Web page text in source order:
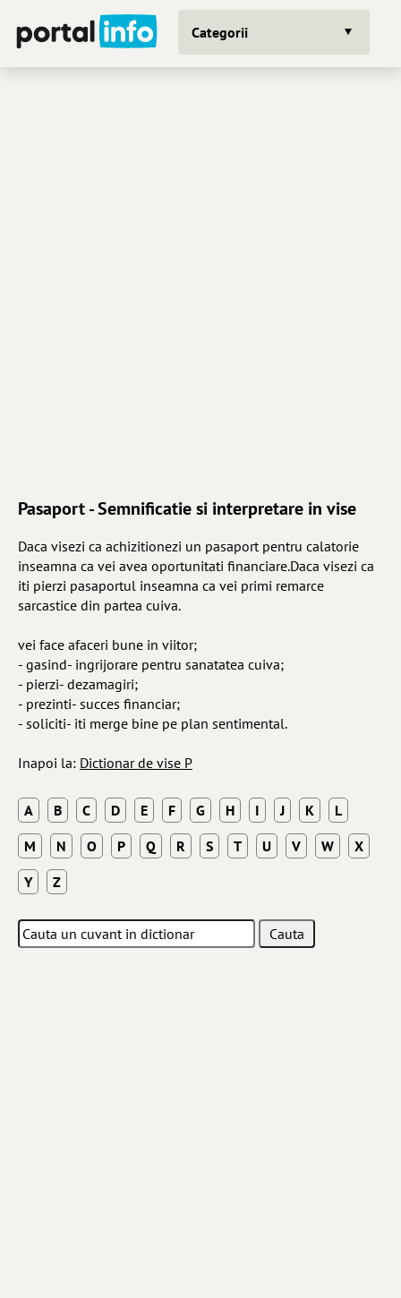
Categorii
Pasaport - Semnificatie si interpretare in vise
Daca visezi ca achizitionezi un pasaport pentru calatorie
inseamna ca vei avea oportunitati financiare.Daca visezi ca
iti pierzi pasaportul inseamna ca vei primi remarce
sarcastice din partea cuiva.
vei face afaceri bune in viitor;
- gasind- ingrijorare pentru sanatatea cuiva;
- pierzi- dezamagiri;
- prezinti- succes financiar;
- soliciti- iti merge bine pe plan sentimental.
Inapoi la: Dictionar de vise P
A B C D E F G H I J K
L
M
N O P Q R S T U V W
X
Y
Z